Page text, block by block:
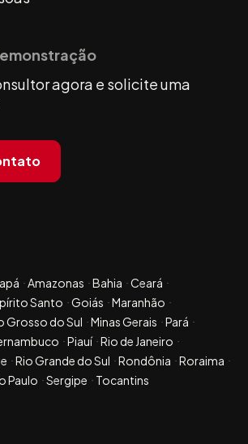
agora e solicite uma
Amazonas Bahia
Ceará
Santo Goiás
Maranhão
Grosso do Sul Minas Gerais
Pará
Piauí Rio de Janeiro
Rio Grande do Sul Rondônia
Roraima
Paulo Sergipe Tocantins